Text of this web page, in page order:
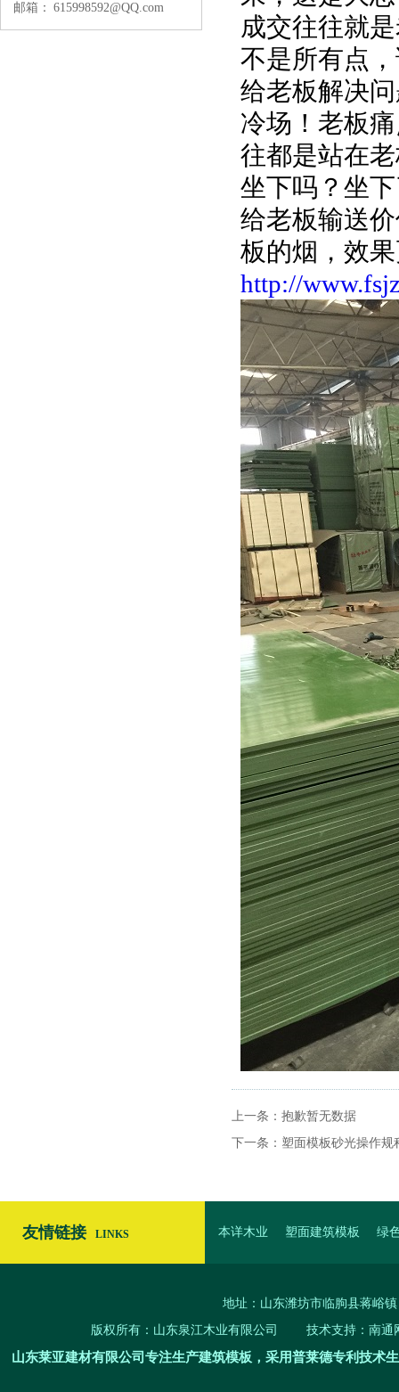
邮箱： 615998592@QQ.com
成交往往就
不是所有点
给老板解决
冷场！老板
往都是站在
坐下吗？坐
给老板输送
板的烟，效
http://
上一条： 抱歉暂无数据
下一条： 塑面模板砂光操作规
友情链接 LINKS 本详木业 塑面建筑模板 绿
面模板 覆塑模板厂家 塑面模
地址：山东潍坊市临朐县蒋
版权所有：山东泉江木业有限公司 技术支持： 南通
山东莱亚建材有限公司专注生产建筑模板，采用普莱德专利技术